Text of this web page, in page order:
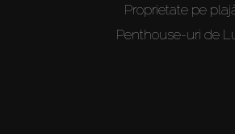
Proprietate pe
Penthouse-uri de